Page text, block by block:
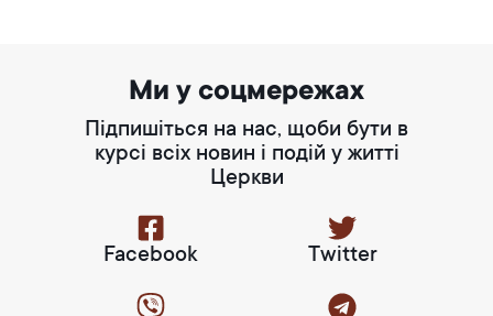
Ми у соцмережах
Підпишіться на нас, щоби бути в
курсі всіх новин і подій у житті
Церкви
Facebook Twitter